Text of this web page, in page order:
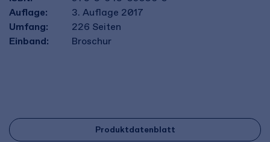
Auflage:
3. Auflage 2017
Umfang:
226 Seiten
Einband:
Broschur
Produktdatenblatt